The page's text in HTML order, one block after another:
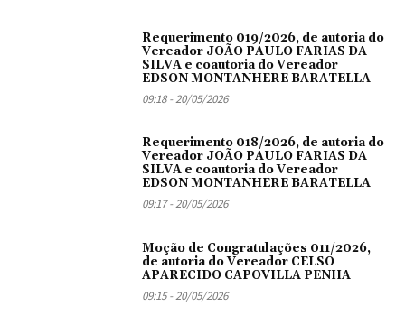
Requerimento 019/2026, de autoria do
Vereador JOÃO PAULO FARIAS DA
SILVA e coautoria do Vereador
EDSON MONTANHERE BARATELLA
09:18 - 20/05/2026
Requerimento 018/2026, de autoria do
Vereador JOÃO PAULO FARIAS DA
SILVA e coautoria do Vereador
EDSON MONTANHERE BARATELLA
09:17 - 20/05/2026
Moção de Congratulações 011/2026,
de autoria do Vereador CELSO
APARECIDO CAPOVILLA PENHA
09:15 - 20/05/2026